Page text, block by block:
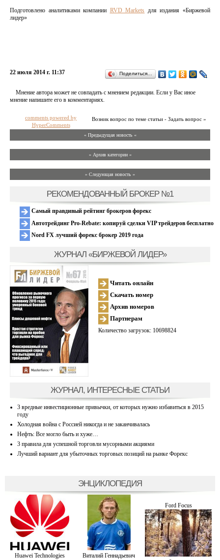
Подготовлено аналитиками компании RVD Markets для издания «Биржевой
лидер»
22 июля 2014 г. 11:37 Поделиться…
Мнение автора может не совпадать с мнением редакции. Если у Вас иное
мнение напишите его в комментариях.
Возник вопрос по теме статьи - Задать вопрос »
comments powered by
HyperComments
« Предыдущая новость «
» Архив категории «
» Следующая новость »
РЕКОМЕНДОВАННЫЙ БРОКЕР №1
Самый правдивый рейтинг брокеров форекс
Автотрейдинг Pro-Rebate: копируй сделки VIP трейдеров бесплатно
Nord FX лучший форекс брокер 2019 года
ЖУРНАЛ «БИРЖЕВОЙ ЛИДЕР»
Читать онлайн
Скачать номер
Архив номеров
Партнерам
Количество загрузок: 10698824
ЖУРНАЛ, ИНТЕРЕСНЫЕ СТАТЬИ
3 вредные инвестиционные привычки, от которых нужно избавиться в 2015
году
Холодная война с Россией никогда и не заканчивалась
Нефть: Все могло быть и хуже…
3 правила для успешной торговли мусорными акциями
Лучший вариант для убыточных торговых позиций на рынке Форекс
ЭНЦИКЛОПЕДИЯ
Huawei Technologies
Витaлий Геннадьевич
Ford Focus